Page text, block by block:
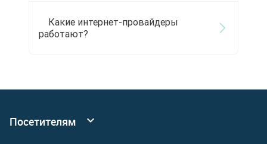
Какие интернет-провайдеры
работают?
Посетителям